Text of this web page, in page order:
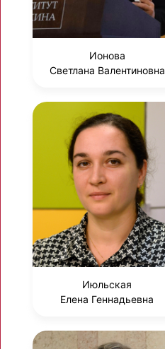
Ионова
Светлана Валентиновна
Июльская
Елена Геннадьевна